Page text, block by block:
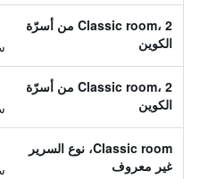
Classic room، 2 من أسرّة
الكوين
Classic room، 2 من أسرّة
الكوين
Classic room، نوع السرير
غير معروف